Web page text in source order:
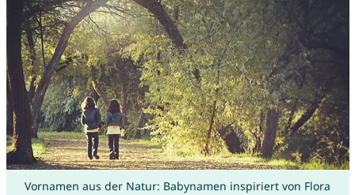
Vornamen aus der Natur: Babynamen inspiriert von Flora